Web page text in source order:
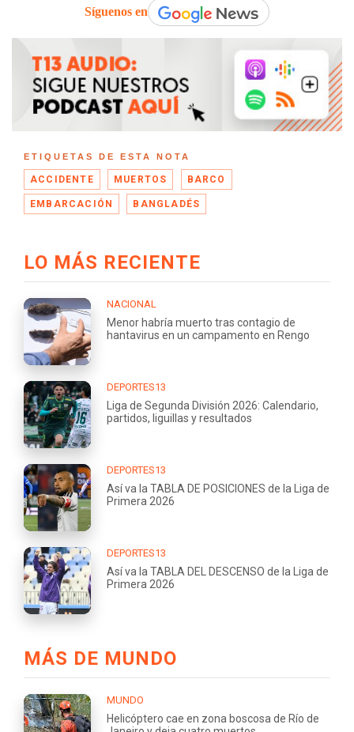
Síguenos en
ETIQUETAS DE ESTA NOTA
ACCIDENTE MUERTOS BARCO
EMBARCACIÓN BANGLADÉS
LO MÁS RECIENTE
NACIONAL
Menor habría muerto tras contagio de
hantavirus en un campamento en Rengo
DEPORTES13
Liga de Segunda División 2026: Calendario,
partidos, liguillas y resultados
DEPORTES13
Así va la TABLA DE POSICIONES de la Liga de
Primera 2026
DEPORTES13
Así va la TABLA DEL DESCENSO de la Liga de
Primera 2026
MÁS DE MUNDO
MUNDO
Helicóptero cae en zona boscosa de Río de